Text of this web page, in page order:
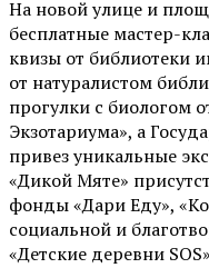
На новой улице и
бесплатные мастер-
квизы от библиотеки
от натуралистом
прогулки с биологом
Экзотариума», а
привез уникальные
«Дикой Мяте»
фонды «Дари Еду»,
социальной и
«Детские деревни